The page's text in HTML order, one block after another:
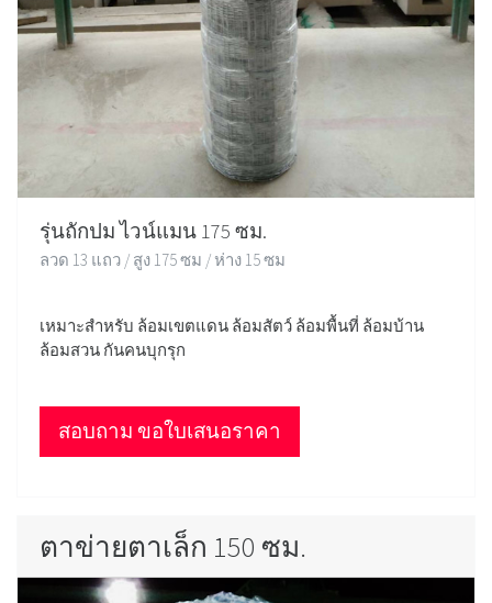
รุ่นถักปม ไวน์แมน 175 ซม.
ลวด 13 แถว / สูง 175 ซม / ห่าง 15 ซม
เหมาะสำหรับ ล้อมเขตแดน ล้อมสัตว์ ล้อมพื้นที่ ล้อมบ้าน
ล้อมสวน กันคนบุกรุก
สอบถาม ขอใบเสนอราคา
ตาข่ายตาเล็ก 150 ซม.